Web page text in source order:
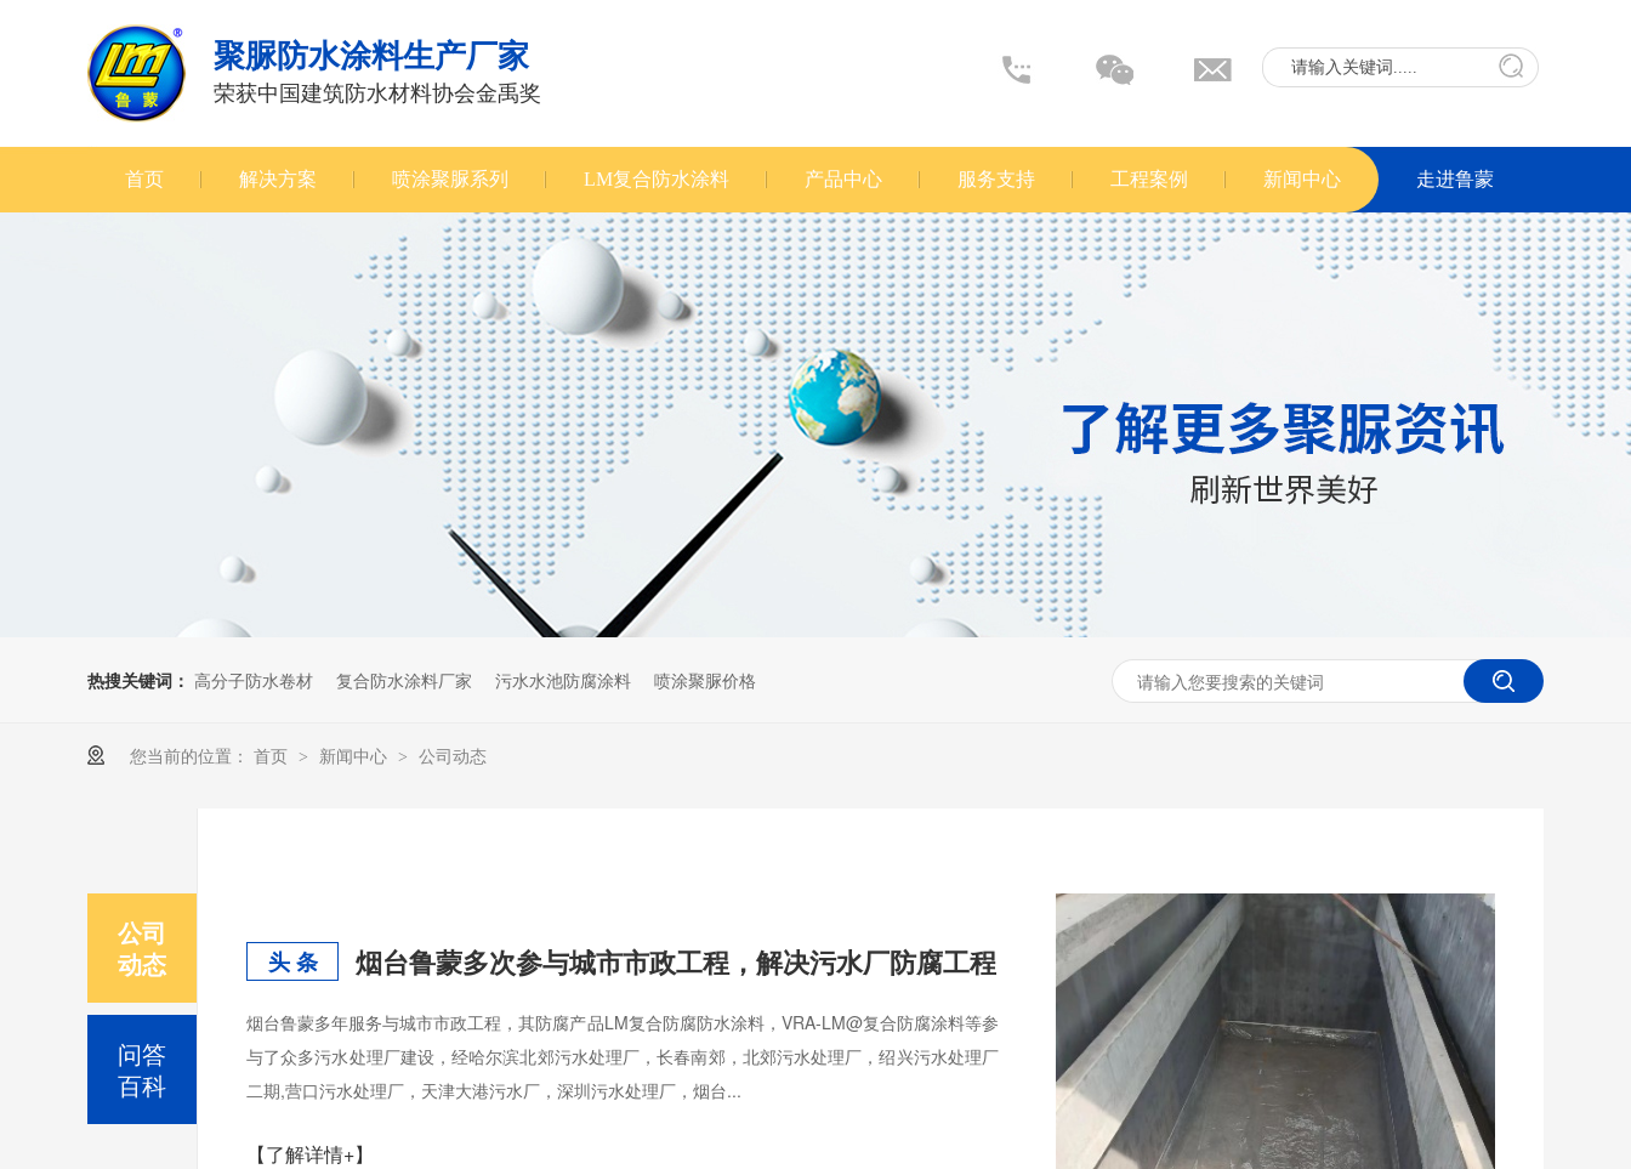
聚脲防水涂料生产厂家
荣获中国建筑防水材料协会金禹奖
首页 解决方案 喷涂聚脲系列 LM复合防水涂料 产品中心 服务支持 工程案例 新闻中心 走进鲁蒙
热搜关键词： 高分子防水卷材 复合防水涂料厂家 污水水池防腐涂料 喷涂聚脲价格
您当前的位置： 首页 > 新闻中心 > 公司动态
头 条 烟台鲁蒙多次参与城市市政工程，解决污水厂防腐工程
烟台鲁蒙多年服务与城市市政工程，其防腐产品LM复合防腐防水涂料，VRA-LM@复合防腐涂料等参
与了众多污水处理厂建设，经哈尔滨北郊污水处理厂，长春南郊，北郊污水处理厂，绍兴污水处理厂
二期,营口污水处理厂，天津大港污水厂，深圳污水处理厂，烟台...
【了解详情+】
公司
动态
问答
百科